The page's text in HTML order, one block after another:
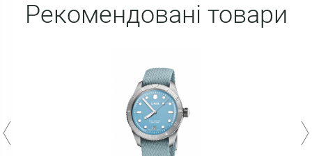
Рекомендовані товари